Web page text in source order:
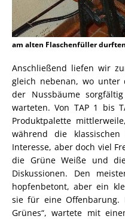
am alten Flaschenfüller
Anschließend liefen wir
gleich nebenan, wo unter
der Nussbäume
warteten. Von TAP 1 bis
Produktpalette
während die
Interesse, aber doch viel
die Grüne Weiße und
Diskussionen. Den
hopfenbetont, aber ein
sie für eine Offenbarung.
Grünes“, wartete mit